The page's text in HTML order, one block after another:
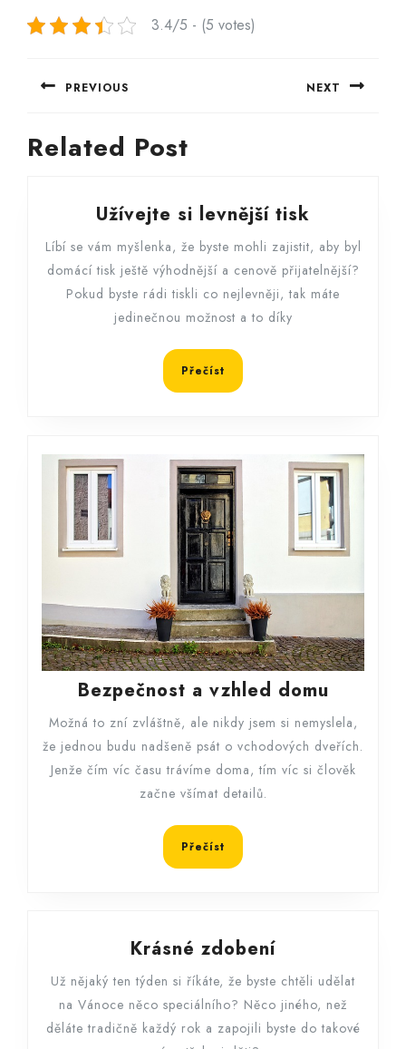
3.4/5 - (5 votes)
Navigace
pro
příspěvek
PREVIOUS
Previous
post:
NEXT
Related Post
Užívejte si levnější tisk
levnější
tisk
Líbí se vám myšlenka, že byste mohli zajistit, aby byl
domácí tisk ještě výhodnější a cenově přijatelnější?
Pokud byste rádi tiskli co nejlevněji, tak máte
jedinečnou možnost a to díky
Přečíst
Bezpečnost a vzhled domu
a
vzhled
domu
Možná to zní zvláštně, ale nikdy jsem si nemyslela,
že jednou budu nadšeně psát o vchodových dveřích.
Jenže čím víc času trávíme doma, tím víc si člověk
začne všímat detailů.
Přečíst Přečíst
Krásné zdobeníKrásné
zdobení
Už nějaký ten týden si říkáte, že byste chtěli udělat
na Vánoce něco speciálního? Něco jiného, než
děláte tradičně každý rok a zapojili byste do takové